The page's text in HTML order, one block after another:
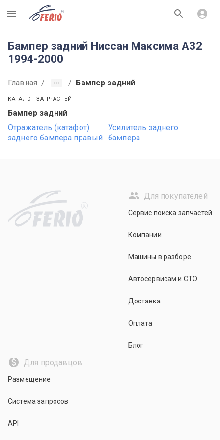
R
Бампер задний Ниссан Максима A32
1994-2000
Главная / / Бампер задний
КАТАЛОГ ЗАПЧАСТЕЙ
Бампер задний
Отражатель (катафот)
заднего бампера правый
Усилитель заднего
бампера
R
Для покупателей
Сервис поиска запчастей
Компании
Машины в разборе
Автосервисам и СТО
Доставка
Оплата
Блог
Для продавцов
Размещение
Система запросов
API